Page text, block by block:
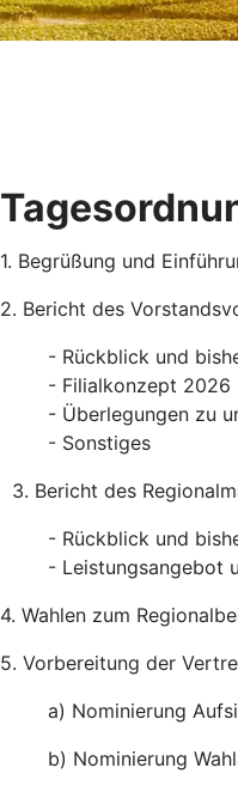
1. Begrüßung und
2. Bericht des
- Rückblick und
- Filialkonzept 2026
- Überlegungen zu
- Sonstiges
3. Bericht des
- Rückblick und
- Leistungsangebot
4. Wahlen zum
5. Vorbereitung der
a) Nominierung
b) Nominierung